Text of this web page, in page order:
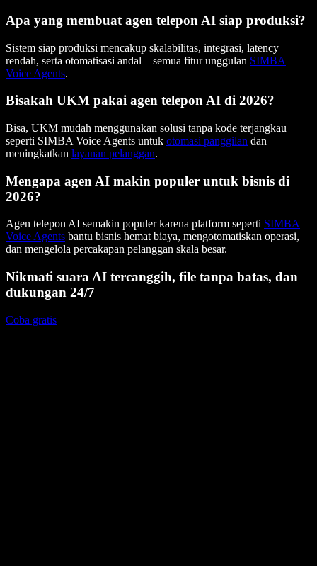
Apa yang membuat agen telepon AI siap produksi?
Sistem siap produksi mencakup skalabilitas, integrasi, latency
rendah, serta otomatisasi andal—semua fitur unggulan SIMBA
Voice Agents.
Bisakah UKM pakai agen telepon AI di 2026?
Bisa, UKM mudah menggunakan solusi tanpa kode terjangkau
seperti SIMBA Voice Agents untuk otomasi panggilan dan
meningkatkan layanan pelanggan.
Mengapa agen AI makin populer untuk bisnis di
2026?
Agen telepon AI semakin populer karena platform seperti SIMBA
Voice Agents bantu bisnis hemat biaya, mengotomatiskan operasi,
dan mengelola percakapan pelanggan skala besar.
Nikmati suara AI tercanggih, file tanpa batas, dan
dukungan 24/7
Coba gratis